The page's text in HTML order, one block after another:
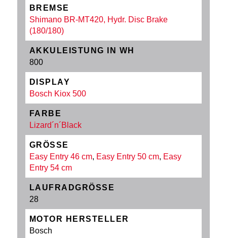
BREMSE
Shimano BR-MT420, Hydr. Disc Brake
(180/180)
AKKULEISTUNG IN WH
800
DISPLAY
Bosch Kiox 500
FARBE
Lizard´n´Black
GRÖSSE
Easy Entry 46 cm, Easy Entry 50 cm, Easy
Entry 54 cm
LAUFRADGRÖSSE
28
MOTOR HERSTELLER
Bosch